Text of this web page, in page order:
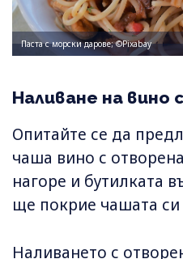
Паста с морски дарове; ©Pixabay
Наливане на вино
Опитайте се да
чаша вино с
нагоре и бутилката
ще покрие чашата
Наливането с